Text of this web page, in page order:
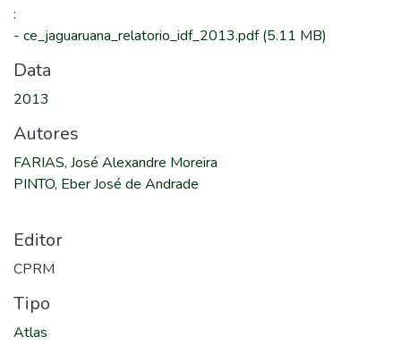
:
- ce_jaguaruana_relatorio_idf_2013.pdf(5.11 MB)
Data
2013
Autores
FARIAS, José Alexandre Moreira
PINTO, Eber José de Andrade
Editor
CPRM
Tipo
Atlas